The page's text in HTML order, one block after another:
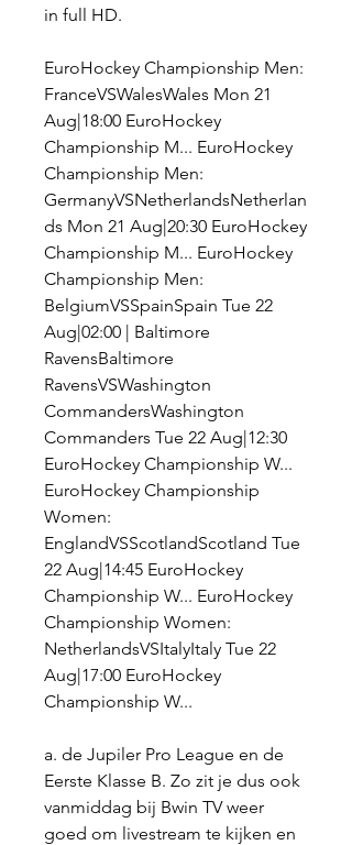
in full HD.
EuroHockey Championship Men:
FranceVSWalesWales Mon 21
Aug|18:00 EuroHockey
Championship M... EuroHockey
Championship Men:
GermanyVSNetherlandsNetherlan
ds Mon 21 Aug|20:30 EuroHockey
Championship M... EuroHockey
Championship Men:
BelgiumVSSpainSpain Tue 22
Aug|02:00 | Baltimore
RavensBaltimore
RavensVSWashington
CommandersWashington
Commanders Tue 22 Aug|12:30
EuroHockey Championship W...
EuroHockey Championship
Women:
EnglandVSScotlandScotland Tue
22 Aug|14:45 EuroHockey
Championship W... EuroHockey
Championship Women:
NetherlandsVSItalyItaly Tue 22
Aug|17:00 EuroHockey
Championship W...
a. de Jupiler Pro League en de
Eerste Klasse B. Zo zit je dus ook
vanmiddag bij Bwin TV weer
goed om livestream te kijken en